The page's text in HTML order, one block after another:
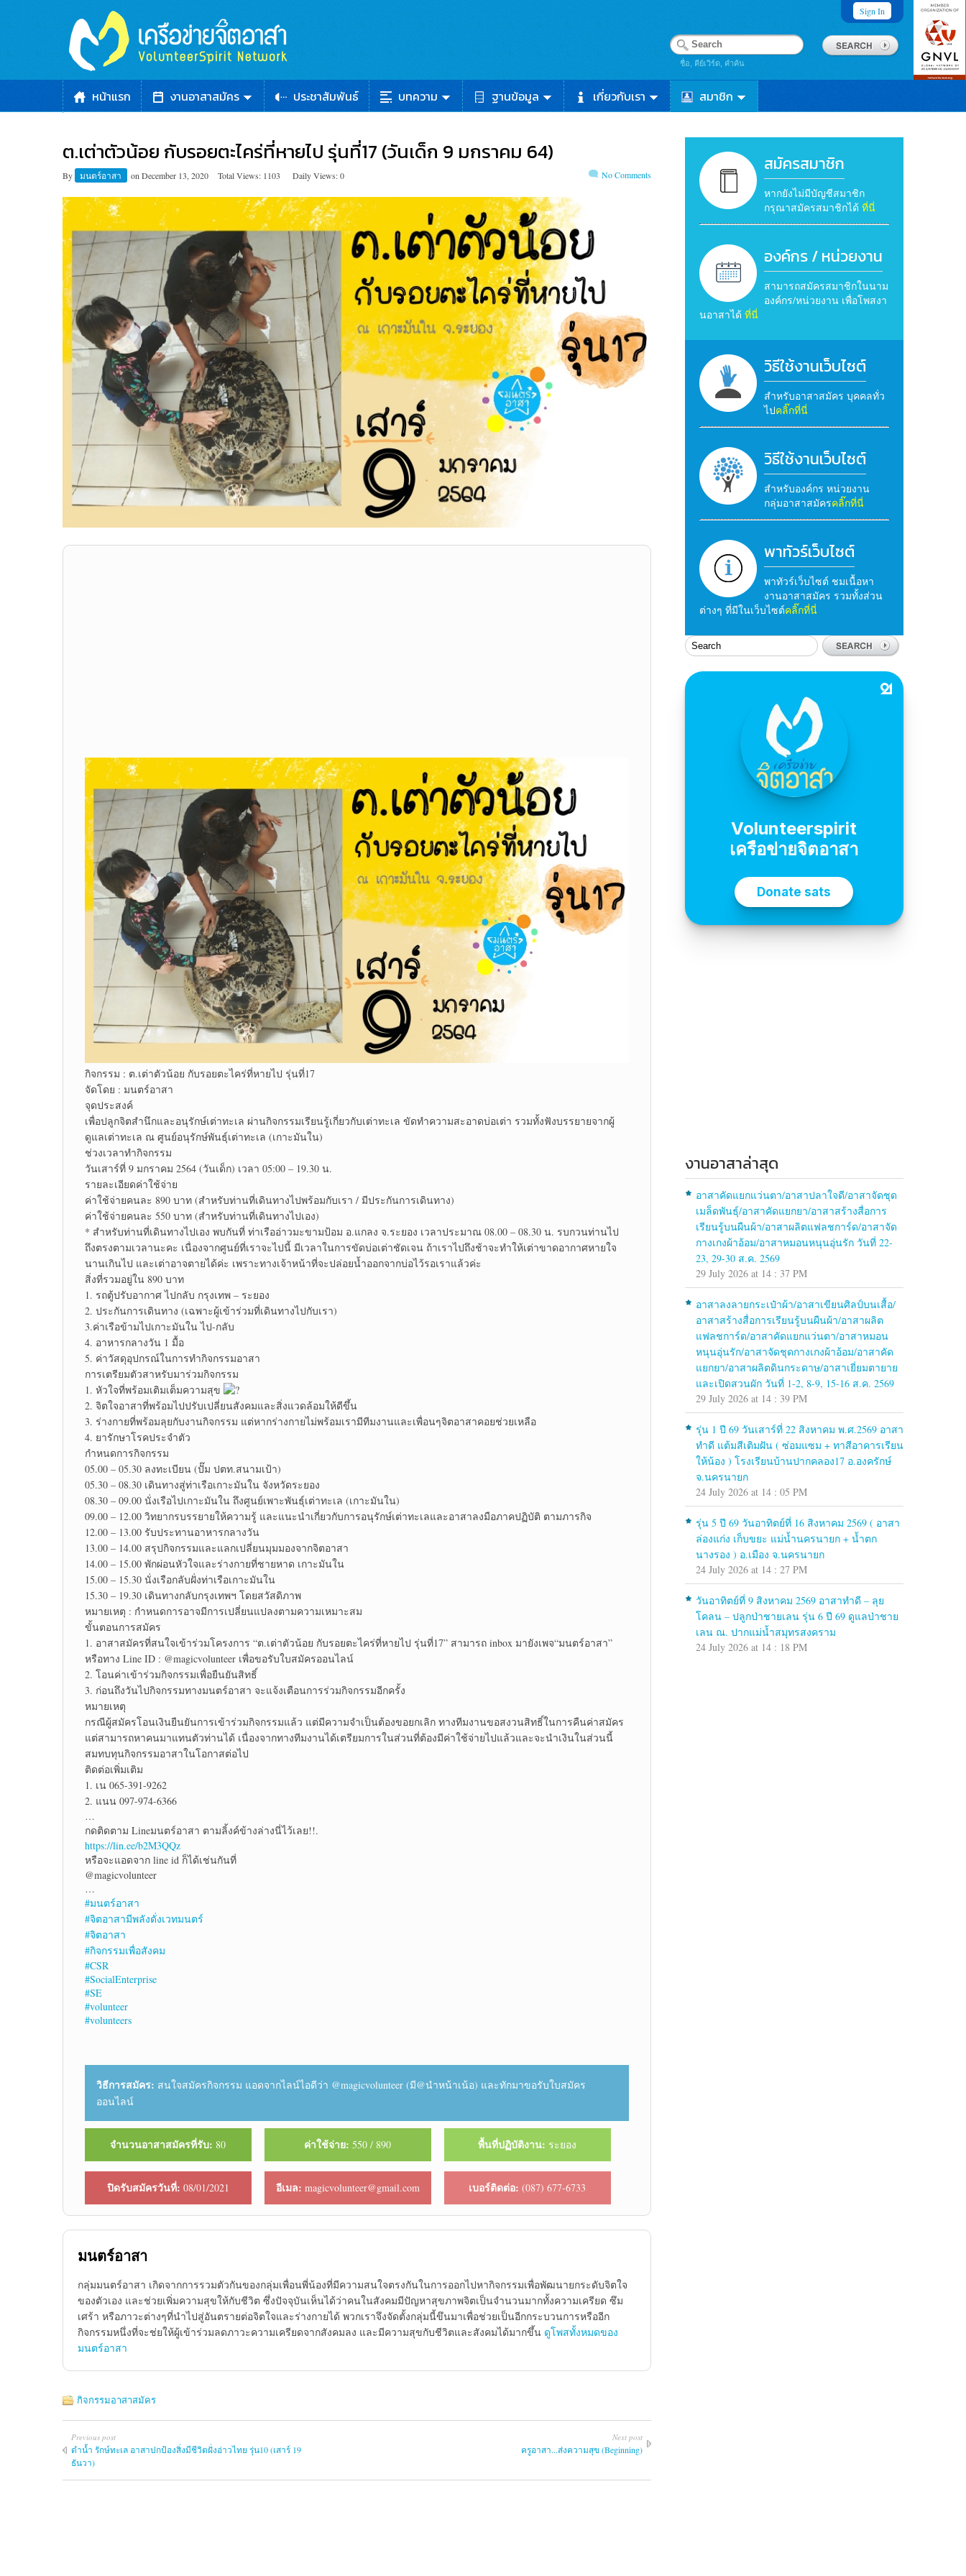
Sign In
ชื่อ, คีย์เวิร์ด, คำค้น
หน้าแรก งานอาสาสมัคร ประชาสัมพันธ์ บทความ ฐานข้อมูล เกี่ยวกับเรา สมาชิก
ต.เต่าตัวน้อย กับรอยตะไคร่ที่หายไป รุ่นที่17 (วันเด็ก 9 มกราคม 64)
By มนตร์อาสา on December 13, 2020 Total Views: 1103 Daily Views: 0 No Comments
กิจกรรม : ต.เต่าตัวน้อย กับรอยตะไคร่ที่หายไป รุ่นที่17
จัดโดย : มนตร์อาสา
จุดประสงค์
เพื่อปลูกจิตสำนึกและอนุรักษ์เต่าทะเล ผ่านกิจกรรมเรียนรู้เกี่ยวกับเต่าทะเล ขัดทำความสะอาดบ่อเต่า รวมทั้งฟังบรรยายจากผู้
ดูแลเต่าทะเล ณ ศูนย์อนุรักษ์พันธุ์เต่าทะเล (เกาะมันใน)
ช่วงเวลาทำกิจกรรม
วันเสาร์ที่ 9 มกราคม 2564 (วันเด็ก) เวลา 05:00 – 19.30 น.
รายละเอียดค่าใช้จ่าย
ค่าใช้จ่ายคนละ 890 บาท (สำหรับท่านที่เดินทางไปพร้อมกับเรา / มีประกันการเดินทาง)
ค่าใช้จ่ายคนละ 550 บาท (สำหรับท่านที่เดินทางไปเอง)
* สำหรับท่านที่เดินทางไปเอง พบกันที่ ท่าเรืออ่าวมะขามป้อม อ.แกลง จ.ระยอง เวลาประมาณ 08.00 – 08.30 น. รบกวนท่านไป
ถึงตรงตามเวลานะคะ เนื่องจากศูนย์ที่เราจะไปนี้ มีเวลาในการขัดบ่อเต่าชัดเจน ถ้าเราไปถึงช้าจะทำให้เต่าขาดอากาศหายใจ
นานเกินไป และเต่าอาจตายได้ค่ะ เพราะทางเจ้าหน้าที่จะปล่อยน้ำออกจากบ่อไว้รอเราแล้วค่ะ
สิ่งที่รวมอยู่ใน 890 บาท
1. รถตู้ปรับอากาศ ไปกลับ กรุงเทพ – ระยอง
2. ประกันการเดินทาง (เฉพาะผู้เข้าร่วมที่เดินทางไปกับเรา)
3.ค่าเรือข้ามไปเกาะมันใน ไป-กลับ
4. อาหารกลางวัน 1 มื้อ
5. ค่าวัสดุอุปกรณ์ในการทำกิจกรรมอาสา
การเตรียมตัวสาหรับมาร่วมกิจกรรม
1. หัวใจที่พร้อมเติมเต็มความสุข
2. จิตใจอาสาที่พร้อมไปปรับเปลี่ยนสังคมและสิ่งแวดล้อมให้ดีขึ้น
3. ร่างกายที่พร้อมลุยกับงานกิจกรรม แต่หากร่างกายไม่พร้อมเรามีทีมงานและเพื่อนๆจิตอาสาคอยช่วยเหลือ
4. ยารักษาโรคประจำตัว
กำหนดการกิจกรรม
05.00 – 05.30 ลงทะเบียน (ปั๊ม ปตท.สนามเป้า)
05.30 – 08.30 เดินทางสู่ท่าเรือเกาะมันใน จังหวัดระยอง
08.30 – 09.00 นั่งเรือไปเกาะมันใน ถึงศูนย์เพาะพันธุ์เต่าทะเล (เกาะมันใน)
09.00 – 12.00 วิทยากรบรรยายให้ความรู้ และแนะนำเกี่ยวกับการอนุรักษ์เต่าทะเลและอาสาลงมือภาคปฏิบัติ ตามภารกิจ
12.00 – 13.00 รับประทานอาหารกลางวัน
13.00 – 14.00 สรุปกิจกรรมและแลกเปลี่ยนมุมมองจากจิตอาสา
14.00 – 15.00 พักผ่อนหัวใจและร่างกายที่ชายหาด เกาะมันใน
15.00 – 15.30 นั่งเรือกลับฝั่งท่าเรือเกาะมันใน
15.30 – 19.30 เดินทางกลับกรุงเทพฯ โดยสวัสดิภาพ
หมายเหตุ : กำหนดการอาจมีการเปลี่ยนแปลงตามความเหมาะสม
ขั้นตอนการสมัคร
1. อาสาสมัครที่สนใจเข้าร่วมโครงการ “ต.เต่าตัวน้อย กับรอยตะไคร่ที่หายไป รุ่นที่17” สามารถ inbox มายังเพจ“มนตร์อาสา”
หรือทาง Line ID : @magicvolunteer เพื่อขอรับใบสมัครออนไลน์
2. โอนค่าเข้าร่วมกิจกรรมเพื่อยืนยันสิทธิ์
3. ก่อนถึงวันไปกิจกรรมทางมนตร์อาสา จะแจ้งเตือนการร่วมกิจกรรมอีกครั้ง
หมายเหตุ
กรณีผู้สมัครโอนเงินยืนยันการเข้าร่วมกิจกรรมแล้ว แต่มีความจำเป็นต้องขอยกเลิก ทางทีมงานขอสงวนสิทธิ์ในการคืนค่าสมัคร
แต่สามารถหาคนมาแทนตัวท่านได้ เนื่องจากทางทีมงานได้เตรียมการในส่วนที่ต้องมีค่าใช้จ่ายไปแล้วและจะนำเงินในส่วนนี้
สมทบทุนกิจกรรมอาสาในโอกาสต่อไป
ติดต่อเพิ่มเติม
1. เน 065-391-9262
2. แนน 097-974-6366
…
กดติดตาม Lineมนตร์อาสา ตามลิ้งค์ข้างล่างนี่ไว้เลย!!.
https://lin.ee/b2M3QQz
หรือจะแอดจาก line id ก็ได้เช่นกันที่
@magicvolunteer
…
#มนตร์อาสา
#จิตอาสามีพลังดั่งเวทมนตร์
#จิตอาสา
#กิจกรรมเพื่อสังคม
#CSR
#SocialEnterprise
#SE
#volunteer
#volunteers
วิธีการสมัคร: สนใจสมัครกิจกรรม แอดจากไลน์ไอดีว่า @magicvolunteer (มี@นำหน้าเน้อ) และทักมาขอรับใบสมัคร
ออนไลน์
จำนวนอาสาสมัครที่รับ: 80 ค่าใช้จ่าย: 550 / 890 พื้นที่ปฏิบัติงาน: ระยอง
ปิดรับสมัครวันที่: 08/01/2021 อีเมล: magicvolunteer@gmail.com เบอร์ติดต่อ: (087) 677-6733
มนตร์อาสา
กลุ่มมนตร์อาสา เกิดจากการรวมตัวกันของกลุ่มเพื่อนพี่น้องที่มีความสนใจตรงกันในการออกไปหากิจกรรมเพื่อพัฒนายกระดับจิตใจ
ของตัวเอง และช่วยเพิ่มความสุขให้กับชีวิต ซึ่งปัจจุบันเห็นได้ว่าคนในสังคมมีปัญหาสุขภาพจิตเป็นจำนวนมากทั้งความเครียด ซึม
เศร้า หรือภาวะต่างๆที่นำไปสู่อันตรายต่อจิตใจและร่างกายได้ พวกเราจึงจัดตั้งกลุ่มนี้ขึนมาเพื่อช่วยเป็นอีกกระบวนการหรืออีก
กิจกรรมหนึ่งที่จะช่ยให้ผู้เข้าร่วมลดภาวะความเครียดจากสังคมลง และมีความสุขกับชีวิตและสังคมได้มากขึ้น ดูโพสทั้งหมดของ
มนตร์อาสา
กิจกรรมอาสาสมัคร
Previous post
ดำน้ำ รักษ์ทะเล อาสาปกป้องสิ่งมีชีวิตฝั่งอ่าวไทย รุ่น10 (เสาร์ 19
ธันวา)
Next post
ครูอาสา...ส่งความสุข (Beginning)
สมัครสมาชิก
หากยังไม่มีบัญชีสมาชิก
กรุณาสมัครสมาชิกได้ ที่นี่
องค์กร / หน่วยงาน
สามารถสมัครสมาชิกในนาม
องค์กร/หน่วยงาน เพื่อโพสงา
นอาสาได้ ที่นี่
วิธีใช้งานเว็บไซต์
สำหรับอาสาสมัคร บุคคลทั่ว
ไปคลิ๊กที่นี่
วิธีใช้งานเว็บไซต์
สำหรับองค์กร หน่วยงาน
กลุ่มอาสาสมัครคลิ๊กที่นี่
พาทัวร์เว็บไซต์
พาทัวร์เว็บไซต์ ชมเนื้อหา
งานอาสาสมัคร รวมทั้งส่วน
ต่างๆ ที่มีในเว็บไซต์คลิ๊กที่นี่
งานอาสาล่าสุด
อาสาคัดแยกแว่นตา/อาสาปลาใจดี/อาสาจัดชุด
เมล็ดพันธุ์/อาสาคัดแยกยา/อาสาสร้างสื่อการ
เรียนรู้บนผืนผ้า/อาสาผลิตแฟลชการ์ด/อาสาจัด
กางเกงผ้าอ้อม/อาสาหมอนหนุนอุ่นรัก วันที่ 22-
23, 29-30 ส.ค. 2569
29 July 2026 at 14 : 37 PM
อาสาลงลายกระเป๋าผ้า/อาสาเขียนศิลป์บนเสื้อ/
อาสาสร้างสื่อการเรียนรู้บนผืนผ้า/อาสาผลิต
แฟลชการ์ด/อาสาคัดแยกแว่นตา/อาสาหมอน
หนุนอุ่นรัก/อาสาจัดชุดกางเกงผ้าอ้อม/อาสาคัด
แยกยา/อาสาผลิตดินกระดาษ/อาสาเยี่ยมตายาย
และเปิดสวนผัก วันที่ 1-2, 8-9, 15-16 ส.ค. 2569
29 July 2026 at 14 : 39 PM
รุ่น 1 ปี 69 วันเสาร์ที่ 22 สิงหาคม พ.ศ.2569 อาสา
ทำดี แต้มสีเติมฝัน ( ซ่อมแซม + ทาสีอาคารเรียน
ให้น้อง ) โรงเรียนบ้านปากคลอง17 อ.องครักษ์
จ.นครนายก
24 July 2026 at 14 : 05 PM
รุ่น 5 ปี 69 วันอาทิตย์ที่ 16 สิงหาคม 2569 ( อาสา
ล่องแก่ง เก็บขยะ แม่น้ำนครนายก + น้ำตก
นางรอง ) อ.เมือง จ.นครนายก
24 July 2026 at 14 : 27 PM
วันอาทิตย์ที่ 9 สิงหาคม 2569 อาสาทำดี – ลุย
โคลน – ปลูกป่าชายเลน รุ่น 6 ปี 69 ดูแลป่าชาย
เลน ณ. ปากแม่น้ำสมุทรสงคราม
24 July 2026 at 14 : 18 PM